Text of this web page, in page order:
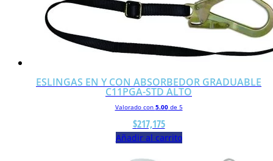
ESLINGAS EN Y CON ABSORBEDOR GRADUABLE
C11PGA-STD ALTO
Valorado con 5.00de 5
$217,175
Añadir al carrito